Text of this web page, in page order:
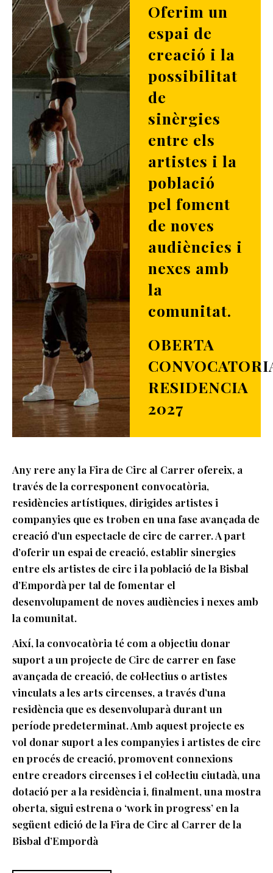
Oferim un
espai de
creació i la
possibilitat
de
sinèrgies
entre els
artistes i la
població
pel foment
de noves
audiències i
nexes amb
la
comunitat.
OBERTA
RESIDENCIA
2027
Any rere any la Fira de Circ al Carrer ofereix, a
través de la corresponent convocatòria,
residències artístiques, dirigides artistes i
companyies que es troben en una fase avançada de
creació d’un espectacle de circ de carrer. A part
d’oferir un espai de creació, establir sinergies
entre els artistes de circ i la població de la Bisbal
d’Empordà per tal de fomentar el
desenvolupament de noves audiències i nexes amb
la comunitat.
Així, la convocatòria té com a objectiu donar
suport a un projecte de Circ de carrer en fase
avançada de creació, de col·lectius o artistes
vinculats a les arts circenses, a través d’una
residència que es desenvoluparà durant un
període predeterminat. Amb aquest projecte es
vol donar suport a les companyies i artistes de circ
en procés de creació, promovent connexions
entre creadors circenses i el col·lectiu ciutadà, una
dotació per a la residència i, finalment, una mostra
oberta, sigui estrena o ‘work in progress’ en la
següent edició de la Fira de Circ al Carrer de la
Bisbal d’Empordà